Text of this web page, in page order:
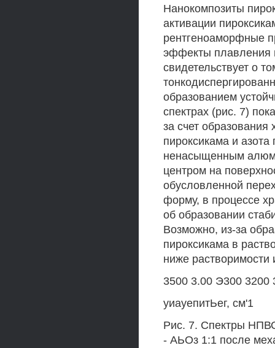
Нанокомпозиты
активации
рентгеноаморфные
эффекты плавления
свидетельствует о
образованием
спектрах (рис. 7)
за счет
пироксикама и
ненасыщенным
центром на
обусловленной
форму, в процессе
об образовании
Возможно, из-за
пироксикама в
ниже растворимости
3500 3.00 Э300 3200
уиауепитЬег, см'1
Рис. 7. Спектры
- АЬОз 1:1 после